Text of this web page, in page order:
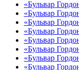
«Бульвар
«Бульвар
«Бульвар
«Бульвар
«Бульвар
«Бульвар
«Бульвар
«Бульвар